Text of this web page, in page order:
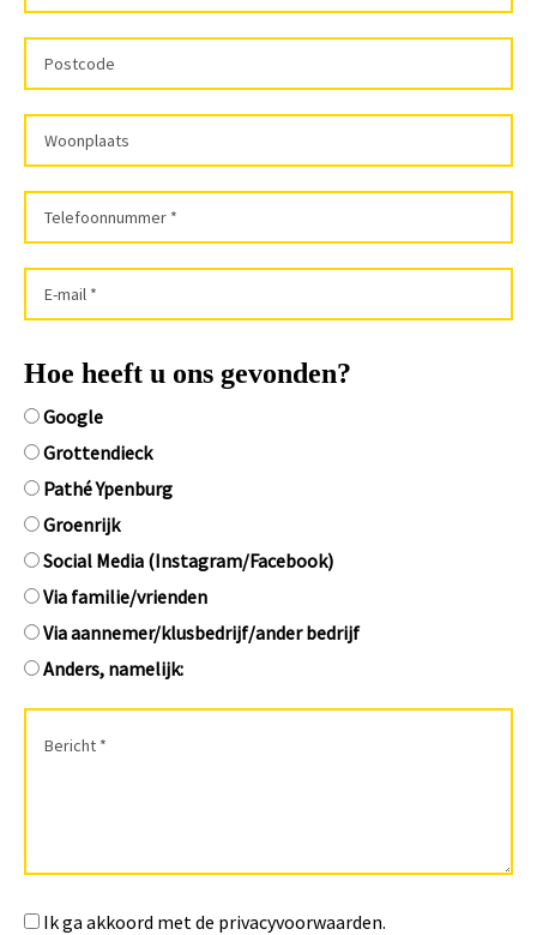
Hoe heeft u ons gevonden?
Google
Grottendieck
Pathé Ypenburg
Groenrijk
Social Media (Instagram/Facebook)
Via familie/vrienden
Via aannemer/klusbedrijf/ander bedrijf
Anders, namelijk:
Ik ga akkoord met de privacyvoorwaarden.